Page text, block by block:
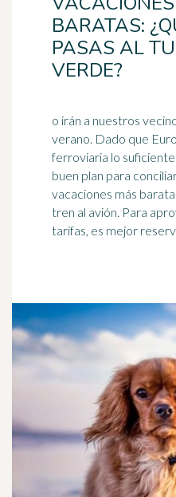
BARATAS:
PASAS AL
VERDE?
o irán a nuestros
verano. Dado que
ferroviaria lo
buen plan para
vacaciones más
tren al avión. Para aprovechar las mejores
tarifas, es mejor